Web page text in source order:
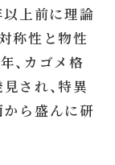
上前に理論
称性と物性
、カゴメ格
され、特異
ら盛んに研